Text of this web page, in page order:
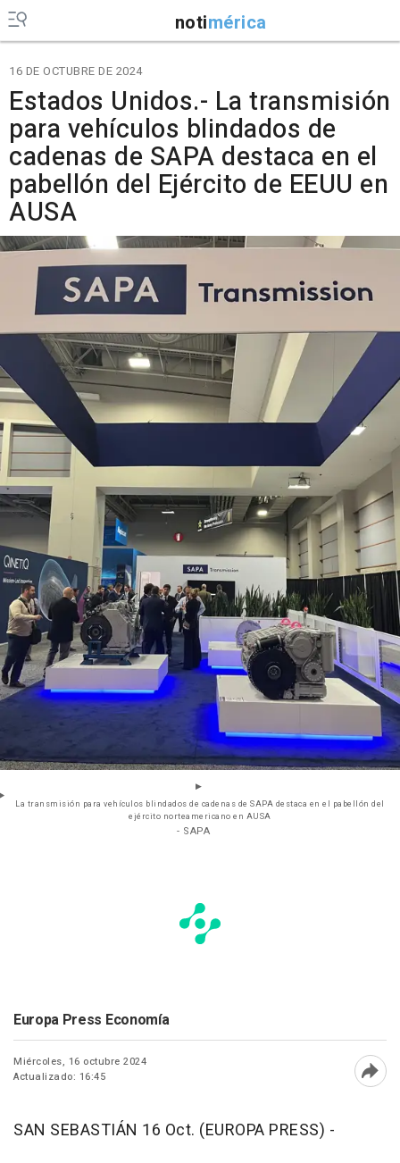
notimérica
16 DE OCTUBRE DE 2024
Estados Unidos.- La transmisión
para vehículos blindados de
cadenas de SAPA destaca en el
pabellón del Ejército de EEUU en
AUSA
La transmisión para vehículos blindados de cadenas de SAPA destaca en el pabellón del
ejército norteamericano en AUSA
- SAPA
Europa Press Economía
Miércoles, 16 octubre 2024
Actualizado: 16:45
SAN SEBASTIÁN 16 Oct. (EUROPA PRESS) -